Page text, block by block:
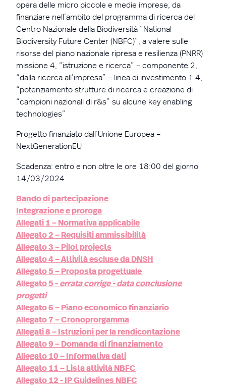
opera delle micro piccole e medie imprese, da
finanziare nell’ambito del programma di ricerca del
Centro Nazionale della Biodiversità “National
Biodiversity Future Center (NBFC)”, a valere sulle
risorse del piano nazionale ripresa e resilienza (PNRR)
missione 4, “istruzione e ricerca” – componente 2,
“dalla ricerca all’impresa” – linea di investimento 1.4,
“potenziamento strutture di ricerca e creazione di
“campioni nazionali di r&s” su alcune key enabling
technologies”
Progetto finanziato dall’Unione Europea –
NextGenerationEU
Scadenza: entro e non oltre le ore 18:00 del giorno
14/03/2024
Bando di partecipazione
Integrazione e proroga
Allegati 1 – Normativa applicabile
Allegato 2 – Requisiti ammissibilità
Allegato 3 – Pilot projects
Allegato 4 – Attività escluse da DNSH
Allegato 5 – Proposta progettuale
Allegato 5 - errata corrige - data conclusione
progetti
Allegato 6 – Piano economico finanziario
Allegato 7 – Cronoprorgamma
Allegati 8 – Istruzioni per la rendicontazione
Allegato 9 – Domanda di finanziamento
Allegato 10 – Informativa dati
Allegato 11 – Lista attività NBFC
Allegato 12 - IP Guidelines NBFC